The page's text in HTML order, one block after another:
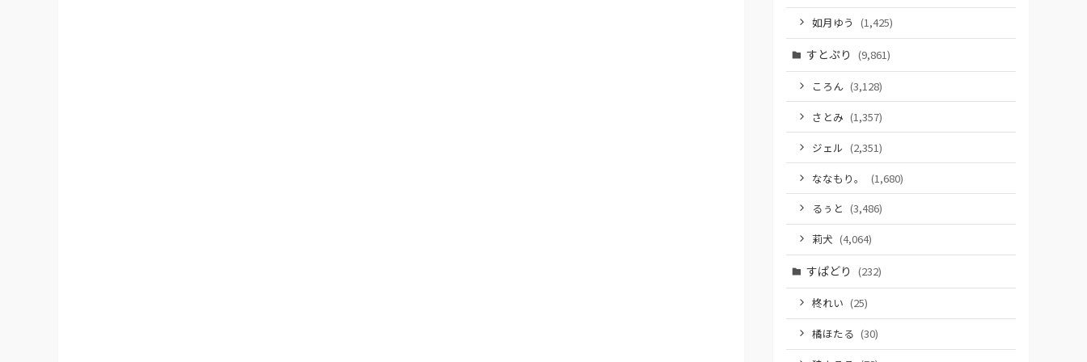
如月ゆう (1,425)
すとぷり (9,861)
ころん (3,128)
さとみ (1,357)
ジェル (2,351)
ななもり。
(1,680)
るぅと (3,486)
莉犬 (4,064)
すぱどり (232)
柊れい (25)
橘ほたる (30)